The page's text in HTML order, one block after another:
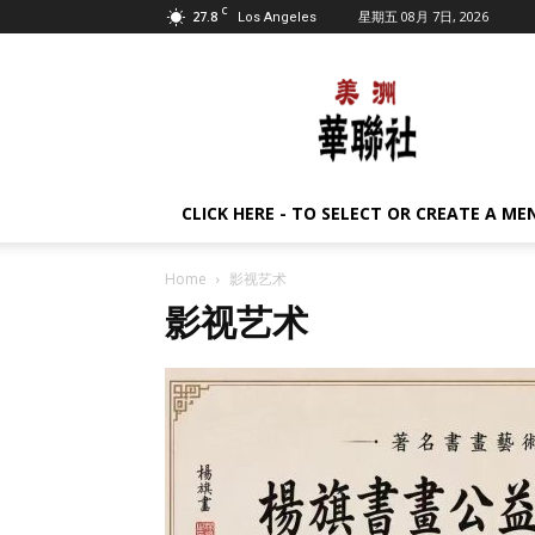
27.8 C Los Angeles 星期五 08月 7日, 2026
美
洲
华
联
CLICK HERE - TO SELECT OR CREATE A
Home 影视艺术
影视艺术